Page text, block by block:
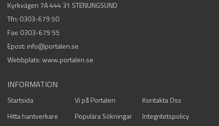
Kyrkvägen 7A 444 31 STENUNGSUND
Tfn: 0303-679 50
Fax: 0303-679 55
Epost: info@portalen.se
Webbplats: www.portalen.se
INFORMATION
Startsida Vi på Portalen
Kontakta Oss
Hitta hantverkare
Populära Sökningar Integritetspolicy